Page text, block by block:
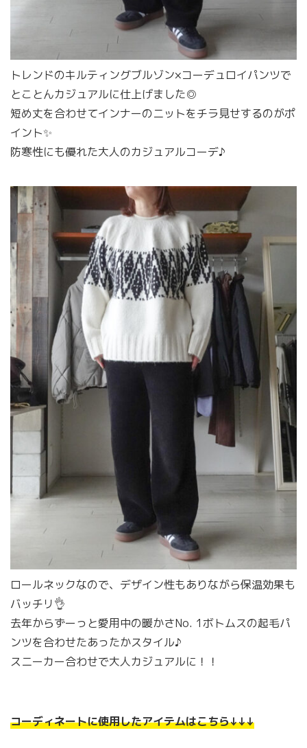
トレンドのキルティングブルゾン×コーデュロイパンツで
とことんカジュアルに仕上げました◎
短め丈を合わせてインナーのニットをチラ見せするのがポ
イント✨
防寒性にも優れた大人のカジュアルコーデ♪
ロールネックなので、デザイン性もありながら保温効果も
バッチリ👌
去年からずーっと愛用中の暖かさNo. 1ボトムスの起毛パ
ンツを合わせたあったかスタイル♪
スニーカー合わせで大人カジュアルに！！
コーディネートに使用したアイテムはこちら↓↓↓